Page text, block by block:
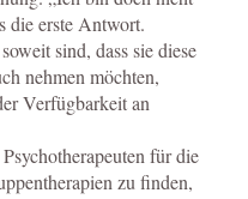
die erste Antwort.
sind, dass sie diese
nehmen möchten,
Verfügbarkeit an
für die
zu finden,